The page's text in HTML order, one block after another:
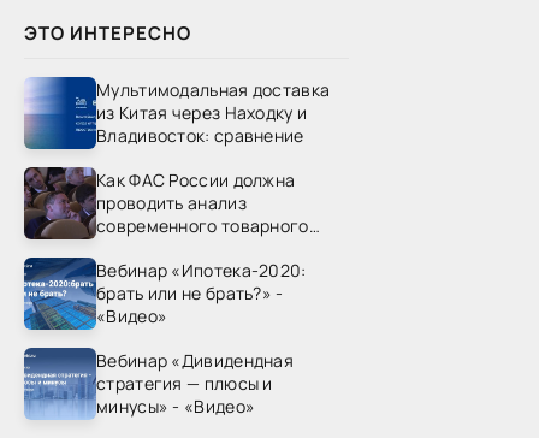
ЭТО ИНТЕРЕСНО
Мультимодальная доставка
из Китая через Находку и
Владивосток: сравнение
Как ФАС России должна
проводить анализ
современного товарного
России»
Вебинар «Ипотека-2020:
брать или не брать?» -
«Видео»
Вебинар «Дивидендная
стратегия — плюсы и
минусы» - «Видео»